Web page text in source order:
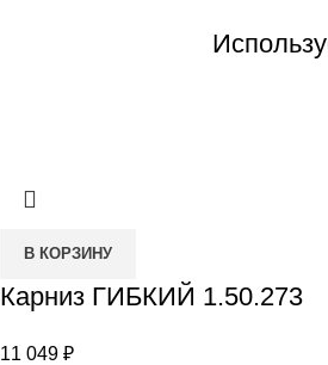
В КОРЗИНУ
Карниз ГИБКИЙ 1.50.273
11 049 ₽